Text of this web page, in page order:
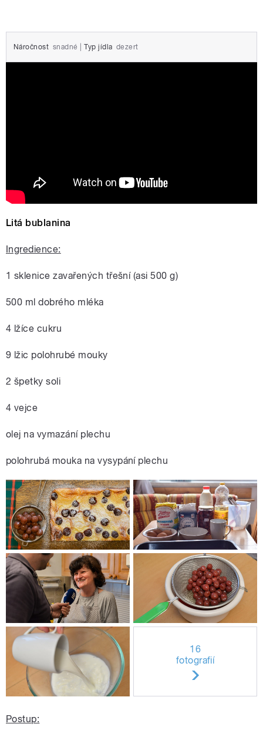
Náročnost snadné Typ jídla dezert
Litá bublanina
Ingredience:
1 sklenice zavařených třešní (asi 500 g)
500 ml dobrého mléka
4 lžíce cukru
9 lžic polohrubé mouky
2 špetky soli
4 vejce
olej na vymazání plechu
polohrubá mouka na vysypání plechu
16
fotografií
Postup: